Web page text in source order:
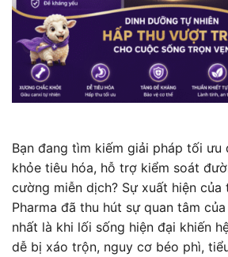
Bạn đang tìm kiếm giải pháp tối ưu
khỏe tiêu hóa, hỗ trợ kiểm soát
cường miễn dịch? Sự xuất hiện của
Pharma đã thu hút sự quan tâm
nhất là khi lối sống hiện đại khiến
dễ bị xáo trộn, nguy cơ béo phì,